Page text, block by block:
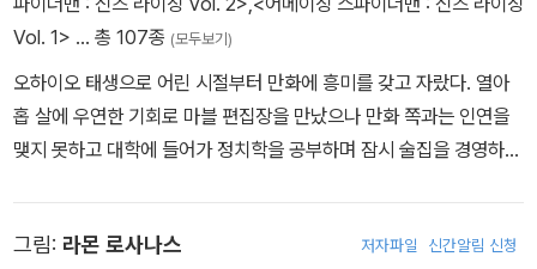
Vol. 1> … 총 107종 (모두보기)
오하이오 태생으로 어린 시절부터 만화에 흥미를 갖고 자랐다. 열아
홉 살에 우연한 기회로 마블 편집장을 만났으나 만화 쪽과는 인연을
맺지 못하고 대학에 들어가 정치학을 공부하며 잠시 술집을 경영하기
지 코믹스에서 <모닝 글로리>를, DC에서 <T.H.U.N.D.E.R. 에이전
그림: 라몬 로사나스 저자파일 신간알림 신청